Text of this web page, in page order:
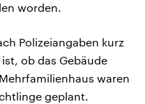
worden.
Polizeiangaben kurz
ob das Gebäude
waren
geplant.